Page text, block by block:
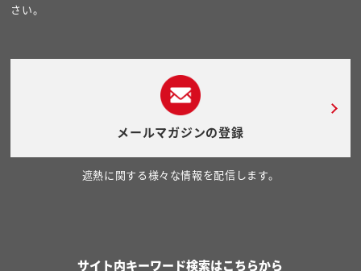
さい。
メールマガジンの登録
遮熱に関する様々な情報を配信します。
サイト内キーワード検索はこちらから